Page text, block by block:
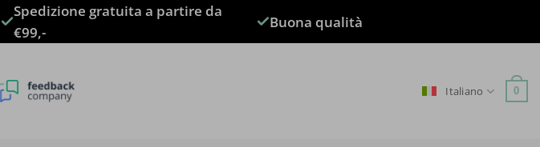
Spedizione gratuita a partire da
€99,-
Buona qualità
Italiano 0